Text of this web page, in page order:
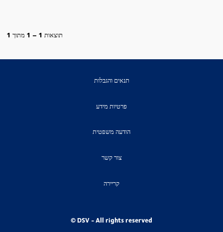
תוצאות 1 – 1 מתוך 1
תנאים והגבלות
פרטיות מידע
הודעה משפטית
צור קשר
קריירה
© DSV - All rights reserved